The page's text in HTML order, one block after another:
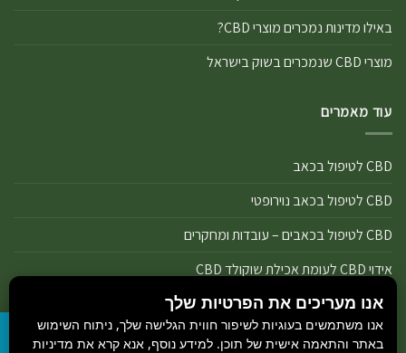
באילו מדינות נמכרים מוצרי CBD?
מוצרי CBD שנמכרים בשוק בישראל
עוד מאמרים
CBD לטיפול בכאב
CBD לטיפול בכאב נוירופטי
CBD לטיפול בכאבים – עובדות ומחקרים
אידוי CBD לעומת אכילת שוקולד CBD
אידוי נכון של מוצרי שמן ותפרחת CBD
אידוי שמן CBD או אידוי תפרחת CBD
אנו מעריכים את הפרטיות שלך
אנו משתמשים בעוגיות לשיפור חווית הגלישה שלך, ניתוח השימוש
באתר והתאמה אישית של תוכן. למידע נוסף, אנא קרא את מדיניות